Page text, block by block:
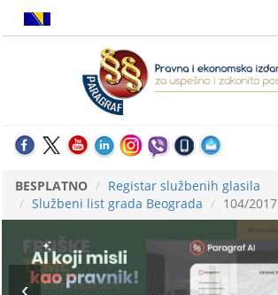
BESPLATNO
Registar službenih glasila
Službeni list grada Beograda
104/2017